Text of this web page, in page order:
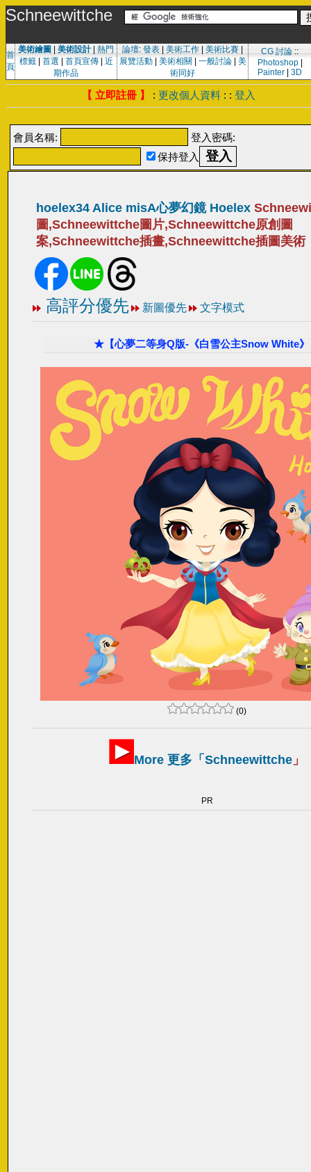
Schneewittche
首
頁
美術繪圖 美術設計| 熱門
標籤| 首選 首頁宣傳| 近
期作品
論壇: 發表 美術工作 美術比賽
展覽活動| 美術相關 一般討論| 美
術同好
CG 討論 ::
Photoshop|
Painter
3D
【 立即註冊 】 : 更改個人資料 : : 登入
會員名稱:
登入密碼:
保持登入
hoelex34 Alice misA心夢幻鏡 Hoelex
圖,Schneewittche圖片,Schneewittche原創圖
案,Schneewittche插畫,Schneewittche插圖美術
高評分優先 新圖優先 文字模式
★【心夢二等身Q版-《白雪公主Snow White
(0)
More 更多「 Schneewittche 」
PR